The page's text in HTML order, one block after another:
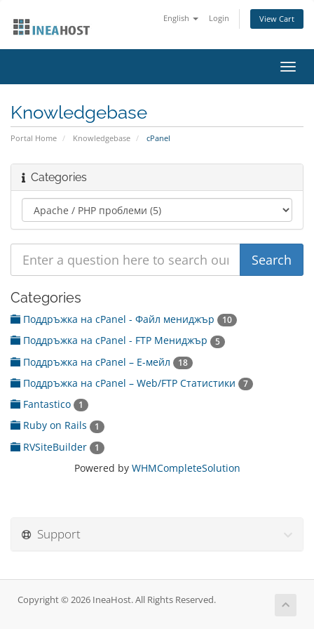
English Login View Cart
Knowledgebase
Portal Home Knowledgebase cPanel
Categories
Categories
Поддръжка на cPanel - Файл мениджър 10
Поддръжка на cPanel - FTP Мениджър 5
Поддръжка на cPanel – Е-мейл 18
Поддръжка на cPanel – Web/FTP Статистики 7
Fantastico 1
Ruby on Rails 1
RVSiteBuilder 1
Powered by WHMCompleteSolution
Support
Copyright © 2026 IneaHost. All Rights Reserved.